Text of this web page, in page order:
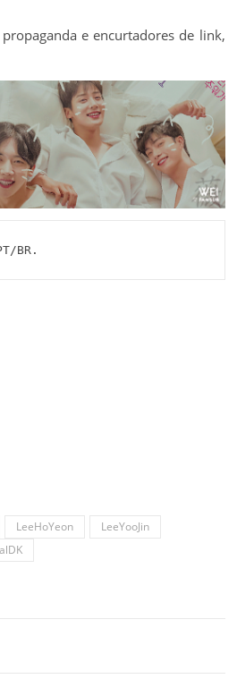
e encurtadores de link,
BR.
LeeHoYeon
LeeYooJin